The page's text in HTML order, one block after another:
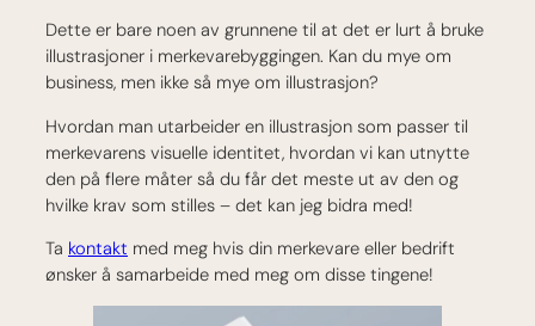
Dette er bare noen av grunnene til at det er lurt å bruke
illustrasjoner i merkevarebyggingen. Kan du mye om
business, men ikke så mye om illustrasjon?
Hvordan man utarbeider en illustrasjon som passer til
merkevarens visuelle identitet, hvordan vi kan utnytte
den på flere måter så du får det meste ut av den og
hvilke krav som stilles – det kan jeg bidra med!
Ta kontakt med meg hvis din merkevare eller bedrift
ønsker å samarbeide med meg om disse tingene!